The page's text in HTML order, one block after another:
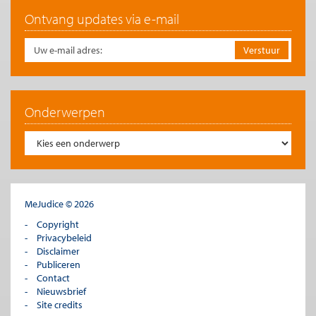
Investeringen die wij via de overheid plegen te doen. Daar mag
staatsschuld tegenover staan. Door ons pensioenstelsel
verwaarlozen wij dit aspect. In plaats daarvan beleggen wij ons
geld speculatief in het buitenland.
De Europese regels zijn gebaseerd op boekhoudkundige
normen. Die kunnen we bestrijden, maar we kunnen ook iets
start zijn. Met een uiteindelijke opbrengst van €250 mrd. Naast
het meer dan halveren van de staatsschuld heeft opheffen ook
goede bijwerkingen. De verzelfstandiging van het ABP in 1996
leek een goed idee zolang de aandelenkoersen stegen, maar
inmiddels is duidelijk dat de garanties voor de
gepensioneerden er alleen maar minder door zijn geworden.
nooit 100%, meer zekerheid dan een speculatief fonds.
Dit artikel is tevens verschenen op 23 maart jl. in het
Dagblad.
Te citeren als
Aart de Vos, “Nederland: puissant rijk, maar gierig als een oude vrek”,
Judice, 29 maart 2012.
Ontvang updates via e-mail
Onderwerpen
MeJudice © 2026
Copyright
Privacybeleid
Disclaimer
Publiceren
Contact
Nieuwsbrief
Site credits